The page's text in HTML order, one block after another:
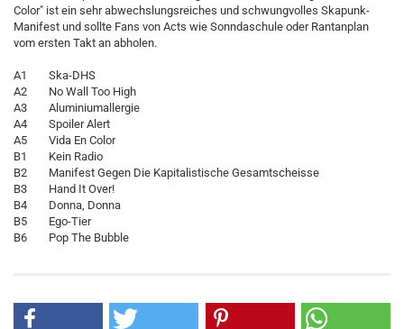
Color" ist ein sehr abwechslungsreiches und schwungvolles Skapunk-
Manifest und sollte Fans von Acts wie Sonndaschule oder Rantanplan
vom ersten Takt an abholen.
A1 Ska-DHS
A2 No Wall Too High
A3 Aluminiumallergie
A4 Spoiler Alert
A5 Vida En Color
B1 Kein Radio
B2 Manifest Gegen Die Kapitalistische Gesamtscheisse
B3 Hand It Over!
B4 Donna, Donna
B5 Ego-Tier
B6 Pop The Bubble